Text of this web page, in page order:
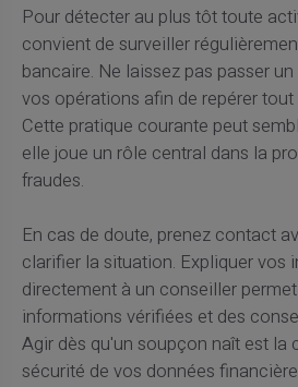
Pour détecter au plus tôt toute
convient de surveiller
bancaire. Ne laissez pas passer
vos opérations afin de repérer
Cette pratique courante peut
elle joue un rôle central dans la
fraudes.
En cas de doute, prenez contact
clarifier la situation. Expliquer vos
directement à un conseiller
informations vérifiées et des
Agir dès qu'un soupçon naît est la
sécurité de vos données